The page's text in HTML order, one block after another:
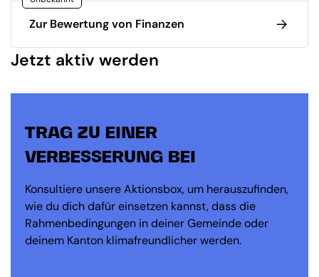
Zur Bewertung von Finanzen
Jetzt aktiv werden
TRAG ZU EINER
VERBESSERUNG BEI
Konsultiere unsere Aktionsbox, um herauszufinden,
wie du dich dafür einsetzen kannst, dass die
Rahmenbedingungen in deiner Gemeinde oder
deinem Kanton klimafreundlicher werden.